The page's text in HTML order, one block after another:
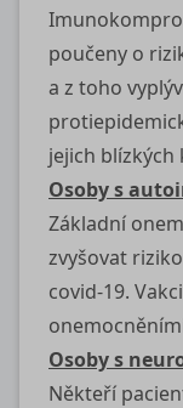
poučeny o
a z toho
jejich blízkých
Osoby s
Základní
zvyšovat
covid-19.
Osoby s
Někteří